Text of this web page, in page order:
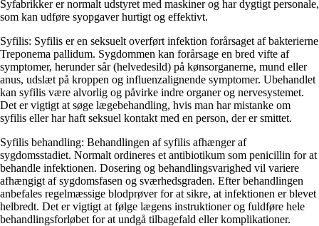
Syfabrikker er normalt udstyret med maskiner og har dygtigt personale,
som kan udføre syopgaver hurtigt og effektivt.
Syfilis: Syfilis er en seksuelt overført infektion forårsaget af bakterierne
Treponema pallidum. Sygdommen kan forårsage en bred vifte af
symptomer, herunder sår (helvedesild) på kønsorganerne, mund eller
anus, udslæt på kroppen og influenzalignende symptomer. Ubehandlet
kan syfilis være alvorlig og påvirke indre organer og nervesystemet.
Det er vigtigt at søge lægebehandling, hvis man har mistanke om
syfilis eller har haft seksuel kontakt med en person, der er smittet.
Syfilis behandling: Behandlingen af syfilis afhænger af
sygdomsstadiet. Normalt ordineres et antibiotikum som penicillin for at
behandle infektionen. Dosering og behandlingsvarighed vil variere
afhængigt af sygdomsfasen og sværhedsgraden. Efter behandlingen
anbefales regelmæssige blodprøver for at sikre, at infektionen er blevet
helbredt. Det er vigtigt at følge lægens instruktioner og fuldføre hele
behandlingsforløbet for at undgå tilbagefald eller komplikationer.